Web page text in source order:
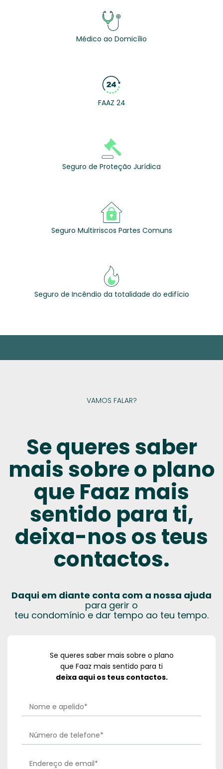
Médico ao Domicílio
FAAZ 24
Seguro de Proteção Jurídica
Seguro Multirriscos Partes Comuns
Seguro de Incêndio da totalidade do edifício
VAMOS FALAR?
Se queres saber
mais sobre o plano
que Faaz mais
sentido para ti,
deixa-nos os teus
contactos.
Daqui em diante conta com a nossa ajuda
para gerir o
teu condomínio e dar tempo ao teu tempo.
Se queres saber mais sobre o plano
que Faaz mais sentido para ti
deixa aqui os teus contactos.